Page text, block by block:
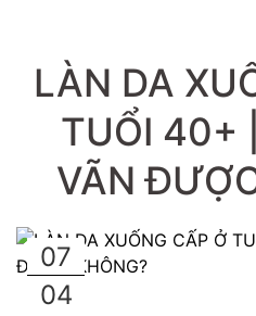
LÀN DA
TUỔI 40+
VÃN
07
04